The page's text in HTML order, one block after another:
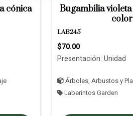
cónica
Bugambilia
LAB245
$70.00
Presentación: Unidad
Árboles, Arbustos y
Laberintos Garden